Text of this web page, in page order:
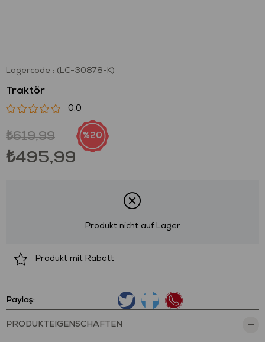
Lagercode (LC-30878-K)
Traktör
0.0
₺619,99
₺495,99
20
Produkt nicht auf Lager
Produkt mit Rabatt
Paylaş:
PRODUKTEIGENSCHAFTEN